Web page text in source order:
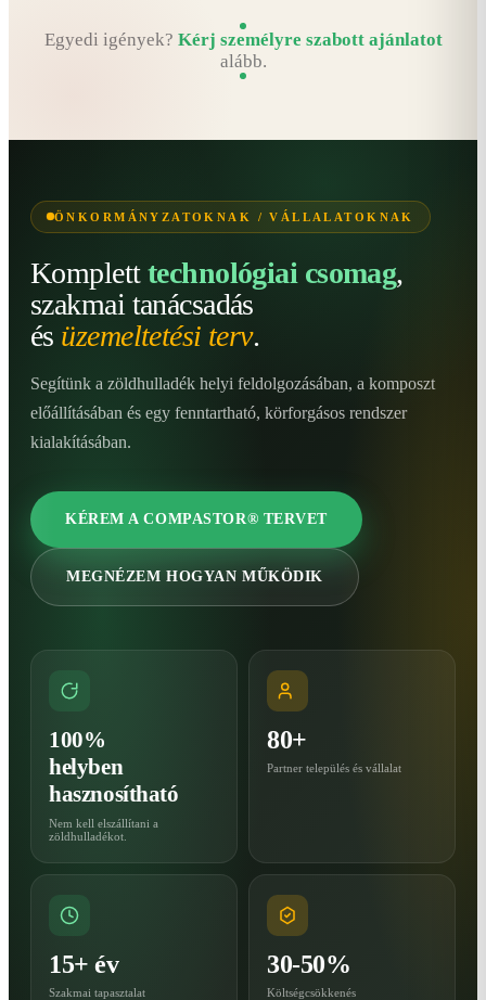
Egyedi igények? Kérj személyre szabott ajánlatot
alább.
ÖNKORMÁNYZATOKNAK / VÁLLALATOKNAK
Kompletttechnológiai csomag,
szakmai tanácsadás
és üzemeltetési terv.
Segítünk a zöldhulladék helyi feldolgozásában, a komposzt
előállításában és egy fenntartható, körforgásos rendszer
kialakításában.
KÉREM A COMPASTOR® TERVET
MEGNÉZEM HOGYAN MŰKÖDIK
100%
helyben
hasznosítható
Nem kell elszállítani a
zöldhulladékot.
80+
Partner település és vállalat
15+ év
Szakmai tapasztalat
30-50%
Költségcsökkenés